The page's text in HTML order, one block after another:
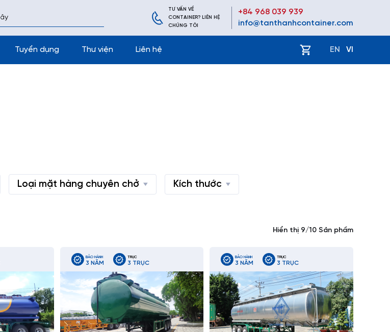
TƯ VẤN VỀ
CONTAINER? LIÊN HỆ
CHÚNG TÔI
+84 968 039 939
info@tanthanhcontainer.com
Tuyển dụng Thư viện Liên hệ EN VI
Loại mặt hàng chuyên chở Kích thước
Hiển thị 9/10 Sản phẩm
BẢO HÀNH
3 NĂM
TRỤC
3 TRỤC
BẢO HÀNH
3 NĂM
TRỤC
3 TRỤC